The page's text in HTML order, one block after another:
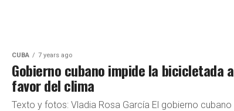
CUBA 7 years ago
Gobierno cubano impide la bicicletada a
favor del clima
Texto y fotos: Vladia Rosa García El gobierno cubano